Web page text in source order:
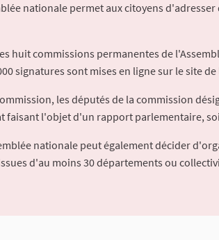
nationale permet aux citoyens
huit commissions permanentes de
signatures sont mises en ligne sur le site
les députés de la commission
faisant l'objet d'un rapport parlementaire,
nationale peut également décider
d'au moins 30 départements ou